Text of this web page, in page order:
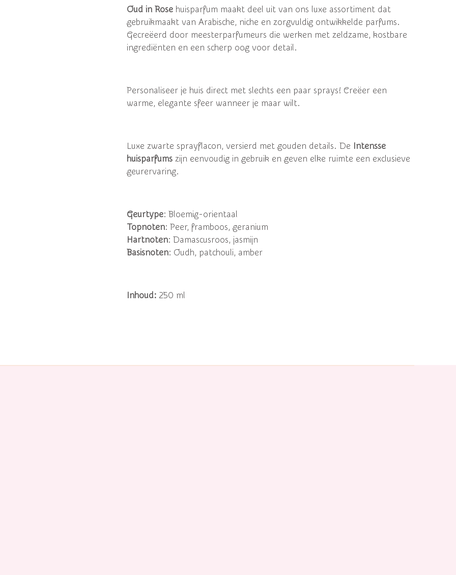
Oud in Rose huisparfum maakt deel uit van ons luxe assortiment dat
gebruikmaakt van Arabische, niche en zorgvuldig ontwikkelde parfums.
Gecreëerd door meesterparfumeurs die werken met zeldzame, kostbare
ingrediënten en een scherp oog voor detail.
Personaliseer je huis direct met slechts een paar sprays! Creëer een
warme, elegante sfeer wanneer je maar wilt.
Luxe zwarte sprayflacon, versierd met gouden details. De Intensse
huisparfums zijn eenvoudig in gebruik en geven elke ruimte een exclusieve
geurervaring.
Geurtype: Bloemig-orientaal
Topnoten: Peer, framboos, geranium
Hartnoten: Damascusroos, jasmijn
Basisnoten: Oudh, patchouli, amber
Inhoud: 250 ml